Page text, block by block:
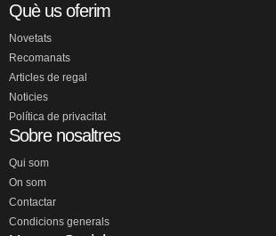
Què us oferim
Novetats
Recomanats
Articles de regal
Noticies
Política de privacitat
Sobre nosaltres
Qui som
On som
Contactar
Condicions generals